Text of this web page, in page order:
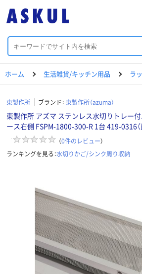
ホーム 生活雑貨/キッチン用品 ラ
東製作所 ブランド： 東製作所（azuma）
東製作所 アズマ ステンレス水切りトレー
ース右側 FSPM-1800-300-R 1台 419-0316（
（0件のレビュー）
ランキングを見る：水切りかご/シンク周り収納